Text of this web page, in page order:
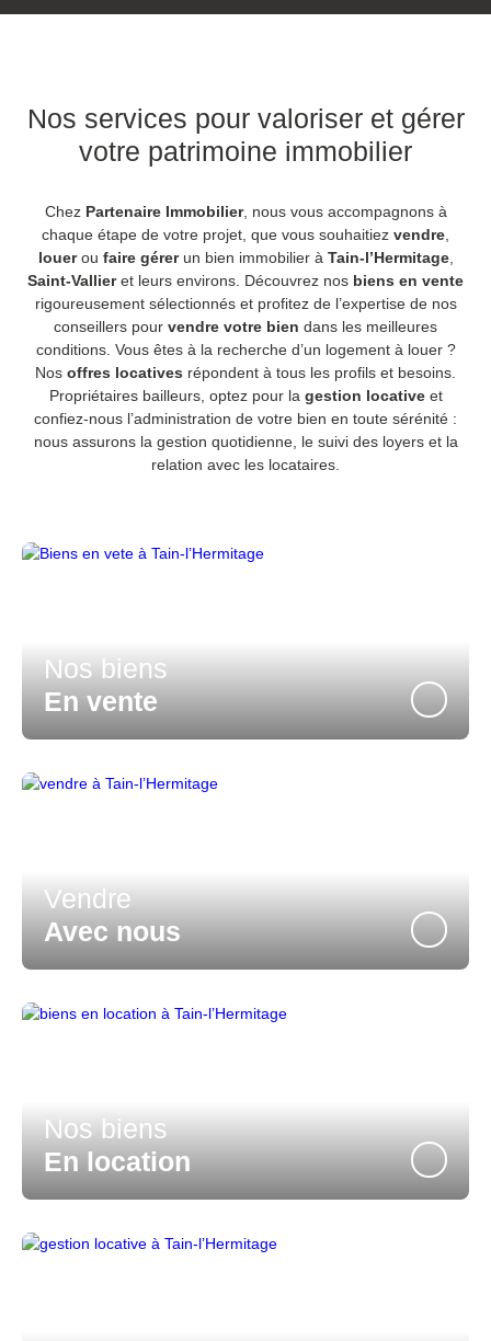
Nos services pour valoriser et gérer
votre patrimoine immobilier
Chez Partenaire Immobilier, nous vous accompagnons à
chaque étape de votre projet, que vous souhaitiez vendre
louerou faire gérerun bien immobilier à Tain-l’Hermitage,
Saint-Vallieret leurs environs. Découvrez nos biens en vente
rigoureusement sélectionnés et profitez de l’expertise de nos
conseillers pour vendre votre bien dans les meilleures
conditions. Vous êtes à la recherche d’un logement à louer ?
Nos offres locatives répondent à tous les profils et besoins.
Propriétaires bailleurs, optez pour la gestion locativeet
confiez-nous l’administration de votre bien en toute sérénité :
nous assurons la gestion quotidienne, le suivi des loyers et la
relation avec les locataires.
Nos biens
En vente
Vendre
Avec nous
Nos biens
En location